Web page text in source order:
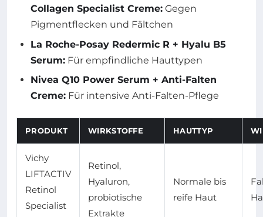
Collagen Specialist Creme: Gegen
Pigmentflecken und Fältchen
La Roche-Posay Redermic R + Hyalu B5
Serum: Für empfindliche Hauttypen
Nivea Q10 Power Serum + Anti-Falten
Creme: Für intensive Anti-Falten-Pflege
PRODUKT WIRKSTOFFE HAUTTYP
Vichy
LIFTACTIV
Retinol
Specialist
Retinol,
Hyaluron,
probiotische
Extrakte
Normale bis
reife Haut